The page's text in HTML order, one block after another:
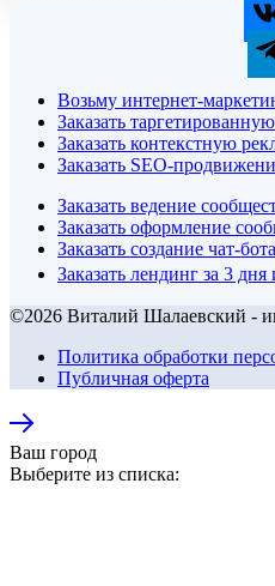
Возьму интернет-
Заказать
Заказать контекстную
Заказать SEO-
Заказать ведение
Заказать оформление
Заказать создание чат-бота
Заказать лендинг за 3
©2026 Виталий Шалаевский -
Политика обработки
Публичная оферта
Ваш город
Выберите из списка: